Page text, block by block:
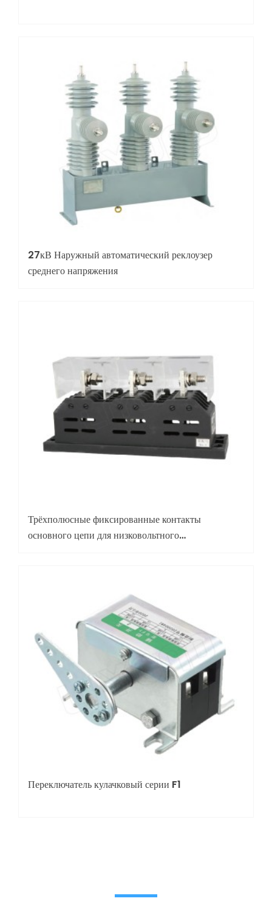
27кВ Наружный автоматический реклоузер
среднего напряжения
Трёхполюсные фиксированные контакты
основного цепи для низковольтного
Переключатель кулачковый серии F1